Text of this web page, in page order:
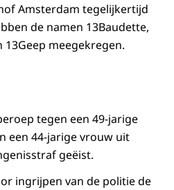
Amsterdam tegelijkertijd
de namen 13Baudette,
13Geep meegekregen.
tegen een 49-jarige
een 44-jarige vrouw uit
geëist.
ingrijpen van de politie de